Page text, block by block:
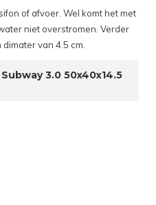
of afvoer. Wel komt het met
niet overstromen. Verder
van 4.5 cm.
3.0 50x40x14.5